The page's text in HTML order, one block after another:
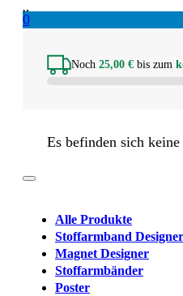
0
Noch 25,00 € bis zum
Es befinden sich
Alle Produkte
Stoffarmband Designer
Magnet Designer
Stoffarmbänder
Poster